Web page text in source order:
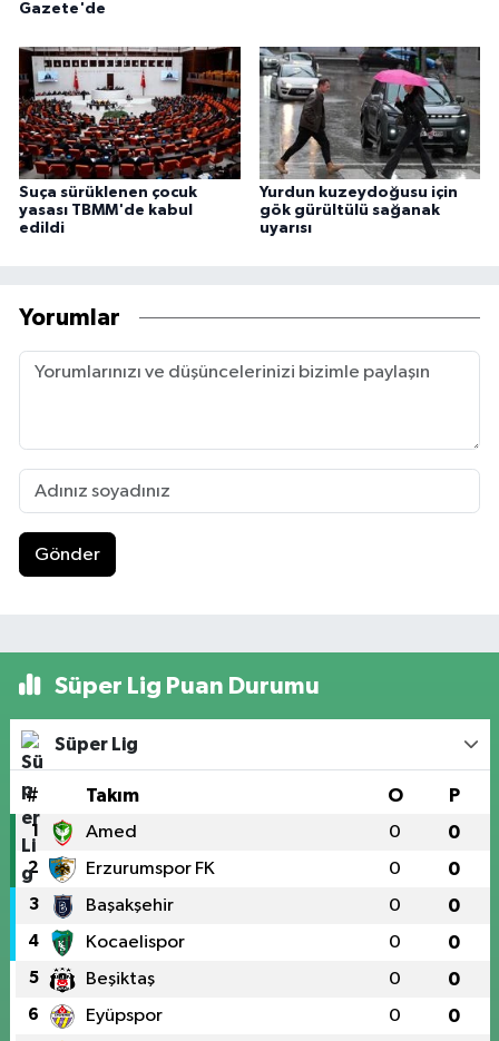
Gazete'de
Suça sürüklenen çocuk
yasası TBMM'de kabul
edildi
Yurdun kuzeydoğusu için
gök gürültülü sağanak
uyarısı
Yorumlar
Gönder
Süper Lig Puan Durumu
Süper Lig
# Takım O P
1 Amed 0 0
2 Erzurumspor FK 0 0
3 Başakşehir 0 0
4 Kocaelispor 0 0
5 Beşiktaş 0 0
6 Eyüpspor 0 0